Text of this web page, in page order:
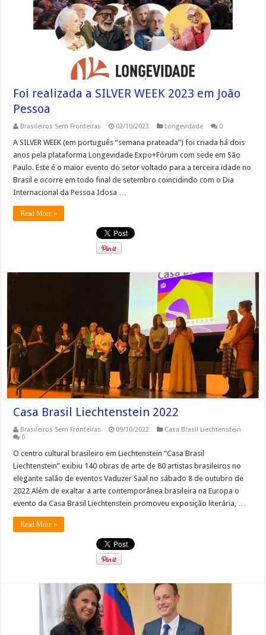
Foi realizada a SILVER WEEK 2023 em João
Pessoa
Brasileiros Sem Fronteiras 02/10/2023 Longevidade 0
A SILVER WEEK (em português “semana prateada”) foi criada há dois
anos pela plataforma Longevidade Expo+Fórum com sede em São
Paulo. Este é o maior evento do setor voltado para a terceira idade no
Brasil e ocorre em todo final de setembro coincidindo com o Dia
Internacional da Pessoa Idosa …
Read More »
Casa Brasil Liechtenstein 2022
Brasileiros Sem Fronteiras 09/10/2022
Casa Brasil Liechtenstein
0
O centro cultural brasileiro em Liechtenstein “Casa Brasil
Liechtenstein” exibiu 140 obras de arte de 80 artistas brasileiros no
elegante salão de eventos Vaduzer Saal no sábado 8 de outubro de
2022 Além de exaltar a arte contemporânea brasileira na Europa o
evento da Casa Brasil Liechtenstein promoveu exposição literária, …
Read More »